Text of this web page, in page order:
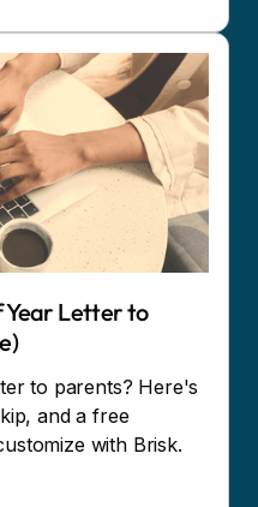
Year Letter to
to parents? Here's
and a free
with Brisk.